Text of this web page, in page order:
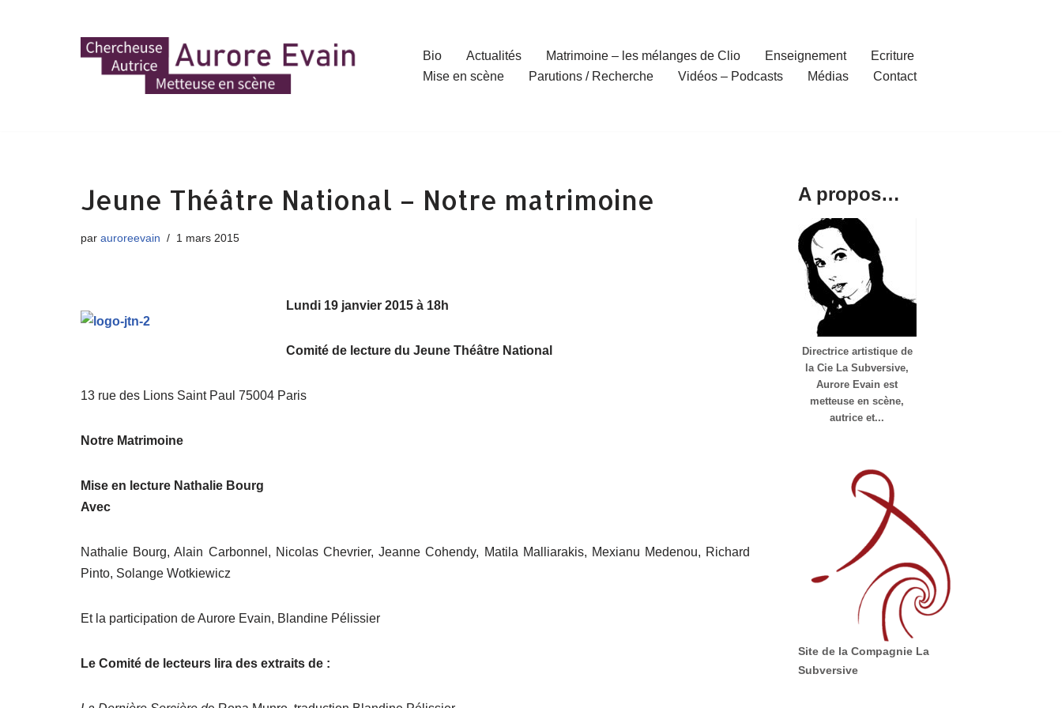
Bio Actualités Matrimoine – les mélanges de Clio Enseignement
Ecriture
Mise en scène
Parutions / Recherche Vidéos – Podcasts Médias Contact
Jeune Théâtre National – Notre matrimoine
par auroreevain 1 mars 2015
Lundi 19 janvier 2015 à 18h
Comité de lecture du Jeune Théâtre National
13 rue des Lions Saint Paul 75004 Paris
Notre Matrimoine
Mise en lecture Nathalie Bourg
Avec
Nathalie Bourg, Alain Carbonnel, Nicolas Chevrier, Jeanne Cohendy, Matila Malliarakis, Mexianu Medenou, Richard
Pinto, Solange Wotkiewicz
Et la participation de Aurore Evain, Blandine Pélissier
Le Comité de lecteurs lira des extraits de :
A propos…
Directrice artistique de
la Cie La Subversive,
Aurore Evain est
metteuse en scène,
autrice et...
Site de la Compagnie La
Subversive